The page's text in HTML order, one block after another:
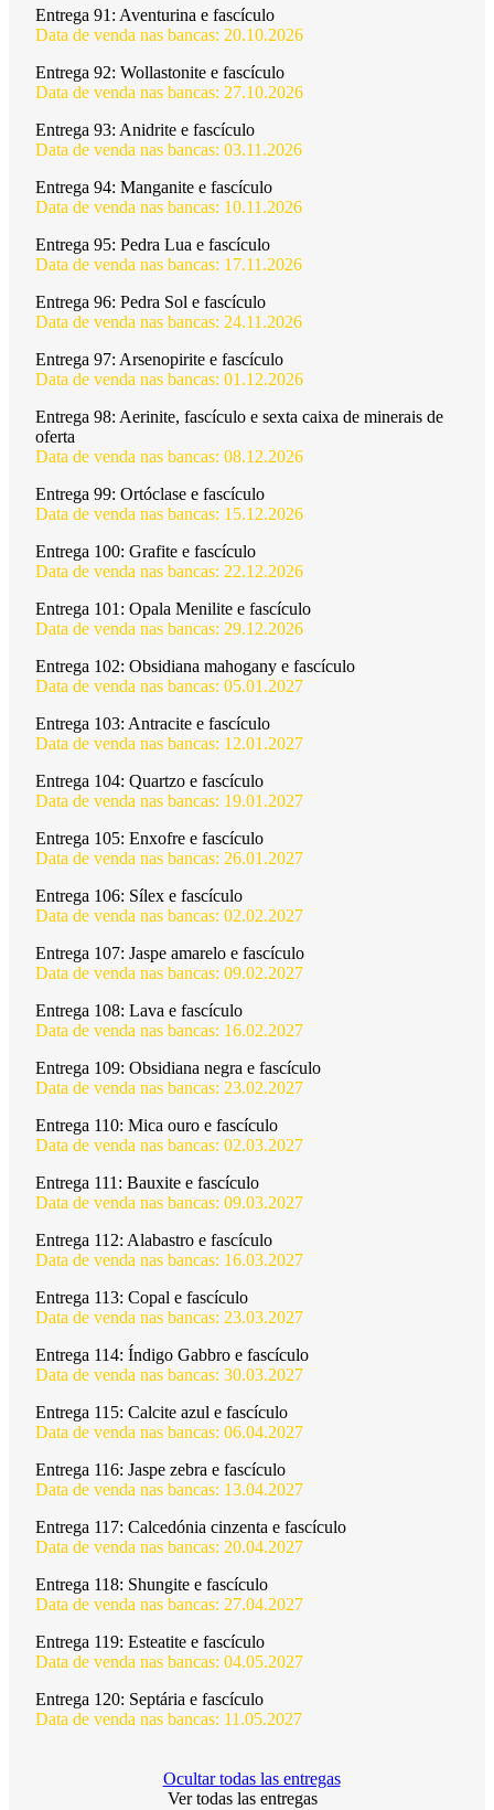
Entrega 91: Aventurina e fascículo
Data de venda nas bancas: 20.10.2026
Entrega 92: Wollastonite e fascículo
Data de venda nas bancas: 27.10.2026
Entrega 93: Anidrite e fascículo
Data de venda nas bancas: 03.11.2026
Entrega 94: Manganite e fascículo
Data de venda nas bancas: 10.11.2026
Entrega 95: Pedra Lua e fascículo
Data de venda nas bancas: 17.11.2026
Entrega 96: Pedra Sol e fascículo
Data de venda nas bancas: 24.11.2026
Entrega 97: Arsenopirite e fascículo
Data de venda nas bancas: 01.12.2026
Entrega 98: Aerinite, fascículo e sexta caixa de minerais de
oferta
Data de venda nas bancas: 08.12.2026
Entrega 99: Ortóclase e fascículo
Data de venda nas bancas: 15.12.2026
Entrega 100: Grafite e fascículo
Data de venda nas bancas: 22.12.2026
Entrega 101: Opala Menilite e fascículo
Data de venda nas bancas: 29.12.2026
Entrega 102: Obsidiana mahogany e fascículo
Data de venda nas bancas: 05.01.2027
Entrega 103: Antracite e fascículo
Data de venda nas bancas: 12.01.2027
Entrega 104: Quartzo e fascículo
Data de venda nas bancas: 19.01.2027
Entrega 105: Enxofre e fascículo
Data de venda nas bancas: 26.01.2027
Entrega 106: Sílex e fascículo
Data de venda nas bancas: 02.02.2027
Entrega 107: Jaspe amarelo e fascículo
Data de venda nas bancas: 09.02.2027
Entrega 108: Lava e fascículo
Data de venda nas bancas: 16.02.2027
Entrega 109: Obsidiana negra e fascículo
Data de venda nas bancas: 23.02.2027
Entrega 110: Mica ouro e fascículo
Data de venda nas bancas: 02.03.2027
Entrega 111: Bauxite e fascículo
Data de venda nas bancas: 09.03.2027
Entrega 112: Alabastro e fascículo
Data de venda nas bancas: 16.03.2027
Entrega 113: Copal e fascículo
Data de venda nas bancas: 23.03.2027
Entrega 114: Índigo Gabbro e fascículo
Data de venda nas bancas: 30.03.2027
Entrega 115: Calcite azul e fascículo
Data de venda nas bancas: 06.04.2027
Entrega 116: Jaspe zebra e fascículo
Data de venda nas bancas: 13.04.2027
Entrega 117: Calcedónia cinzenta e fascículo
Data de venda nas bancas: 20.04.2027
Entrega 118: Shungite e fascículo
Data de venda nas bancas: 27.04.2027
Entrega 119: Esteatite e fascículo
Data de venda nas bancas: 04.05.2027
Entrega 120: Septária e fascículo
Data de venda nas bancas: 11.05.2027
Ocultar todas las entregas
Ver todas las entregas